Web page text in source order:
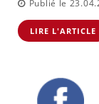
Publié le
LIRE L'ARTICLE